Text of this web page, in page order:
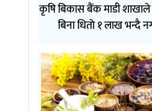
कृषि बिकास बैंक माडी
बिना धिताे १ लाख भन्दै